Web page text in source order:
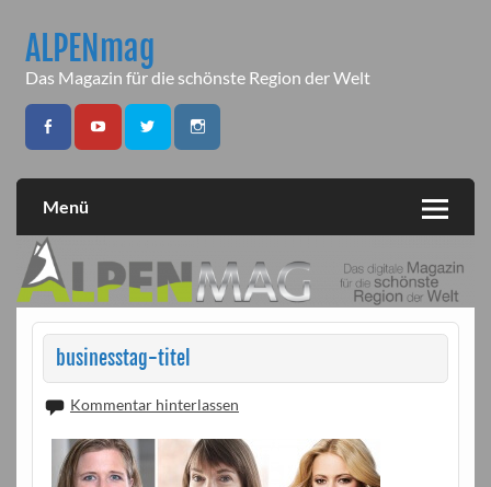
contentALPENmag
Das Magazin für die schönste Region der Welt
Menü
businesstag-titel
Kommentar hinterlassen